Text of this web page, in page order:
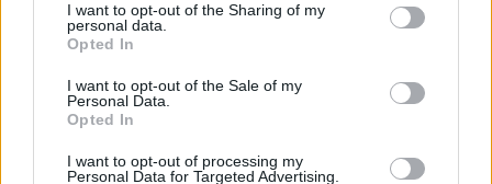
I want to opt-out of the Sharing of my
personal data.
Opted In
I want to opt-out of the Sale of my
Personal Data.
Opted In
I want to opt-out of processing my
Personal Data for Targeted Advertising.
d’arrivée d’eau et le tuyau d’évacuation. Inspectez
aussi la porte du hublot (joint de porte) et la cuve.
Fuite à l’arrière :Inspectez les raccords, le
robinet, et le siphon d’évacuation. Serrez les
écrous si besoin, mais sans forcer.
Fuite lors de l’essorage :Cela peut venir d’une